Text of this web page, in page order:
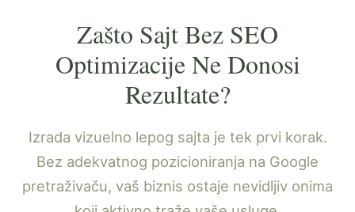
Zašto Sajt Bez SEO
Optimizacije Ne Donosi
Rezultate?
Izrada vizuelno lepog sajta je tek prvi korak.
Bez adekvatnog pozicioniranja na Google
pretraživaču, vaš biznis ostaje nevidljiv onima